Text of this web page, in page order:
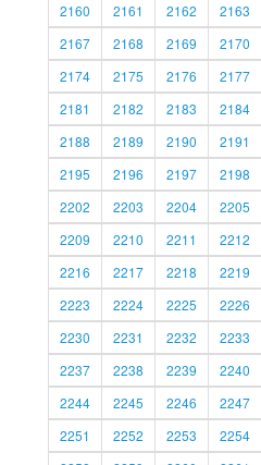
2160
2161 2162 2163
2167
2168 2169 2170
2174
2175 2176 2177
2181
2182 2183 2184
2188
2189 2190 2191
2195
2196 2197 2198
2202
2203 2204 2205
2209
2210 2211 2212
2216
2217 2218 2219
2223
2224 2225 2226
2230
2231 2232 2233
2237
2238 2239 2240
2244
2245 2246 2247
2251
2252 2253 2254